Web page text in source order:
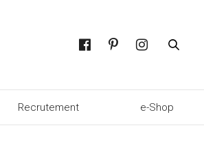
Recrutement e-Shop